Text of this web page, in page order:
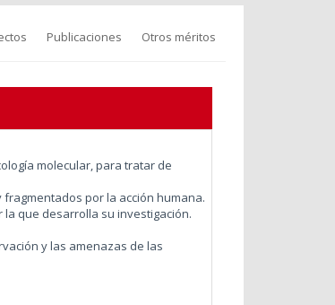
Publicaciones Otros méritos
molecular, para tratar de
por la acción humana.
la que desarrolla su investigación.
y las amenazas de las